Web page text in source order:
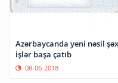
Azərbaycanda yeni nəsil
işlər başa çatıb
08-06-2018